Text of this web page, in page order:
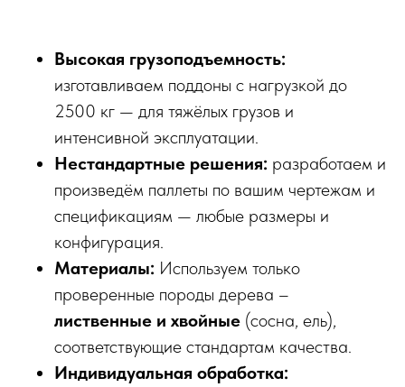
Высокая грузоподъемность:
изготавливаем поддоны с нагрузкой до
2500 кг — для тяжёлых грузов и
интенсивной эксплуатации.
Нестандартные решения: разработаем и
произведём паллеты по вашим чертежам и
спецификациям — любые размеры и
конфигурация.
Материалы: Используем только
проверенные породы дерева –
лиственные и хвойные (сосна, ель),
соответствующие стандартам качества.
Индивидуальная обработка: